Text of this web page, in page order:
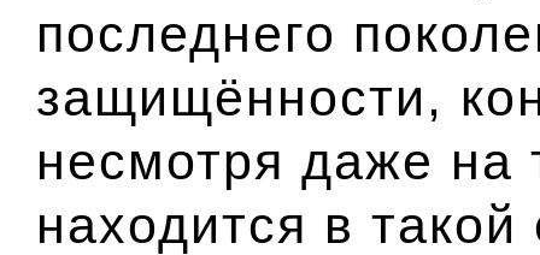
последнего
защищённости,
несмотря даже на
находится в